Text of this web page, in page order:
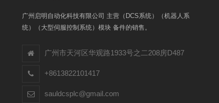
广州启明自动化科技有限公司 主营（DCS系统）（机器人系
统）（大型伺服控制系统）模块 备件的销售。
广州市天河区华观路1933号之二208房D487
+8613822101417
sauldcsplc@gmail.com